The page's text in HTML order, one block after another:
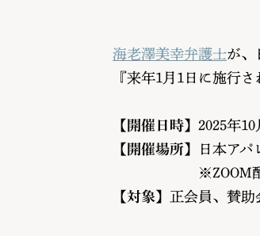
海老澤美幸弁護士が、
『来年1月1日に施行
【開催日時】 2025年
【 開催場所】
日本ア
※ZOOM配信を
【対象】 正会員、賛助